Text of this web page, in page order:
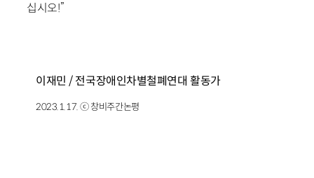
십시오!”
이재민 / 전국장애인차별철폐연대 활동가
2023.1.17. ⓒ 창비주간논평